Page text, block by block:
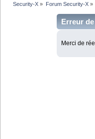
Security-X » Forum Security-X»
Erreur
Merci de